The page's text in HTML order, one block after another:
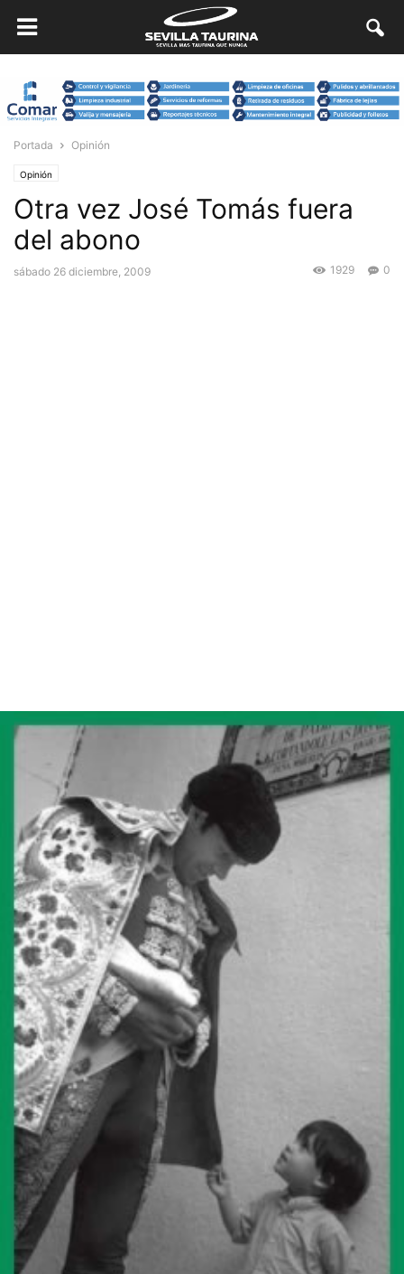
Portada Opinión
Opinión
Otra vez José Tomás fuera
del abono
sábado 26 diciembre, 2009 0
1929